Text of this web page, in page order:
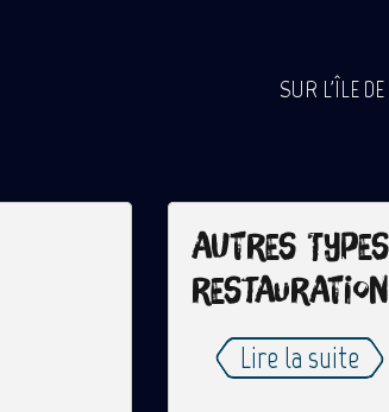
SUR L'ÎLE
Autres
restauration
Lire la suite